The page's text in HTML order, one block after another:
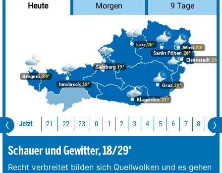
Heute Morgen 9 Tage
Bregenz24°
Graz28°
Innsbruck19°
Klagenfurt 21°
Linz26°
Salzburg19°
Wien 25°
Eisenstadt 26°
Sankt Pölten26°
Jetzt 21 22 23 0 1 2 3 4 5 6 7 8
Schauer und Gewitter, 18/29°
Recht verbreitet bilden sich Quellwolken und es gehen